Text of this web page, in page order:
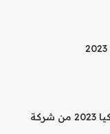
أرخص أسعار للفنادق في تركيا 2023 من شركة